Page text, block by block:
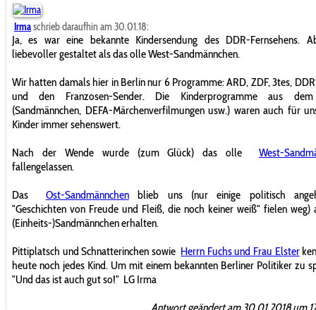
Irmaschrieb daraufhin am 30.01.18:
Ja, es war eine bekannte Kindersendung des DDR-Fernsehens.
liebevoller gestaltet als das olle West-Sandmännchen.
Wir hatten damals hier in Berlin nur 6 Programme: ARD, ZDF, 3tes,
und den Franzosen-Sender. Die Kinderprogramme aus
(Sandmännchen, DEFA-Märchenverfilmungen usw.) waren auch für
Kinder immer sehenswert.
Nach der Wende wurde (zum Glück) das olle
West-
fallengelassen.
Das Ost-Sandmännchenblieb uns (nur einige politisch
"Geschichten von Freude und Fleiß, die noch keiner weiß" fielen weg)
(Einheits-)Sandmännchen erhalten.
Pittiplatsch und Schnatterinchen sowie Herrn Fuchs und Frau Elster
heute noch jedes Kind. Um mit einem bekannten Berliner Politiker zu
"Und das ist auch gut so!" LG Irma